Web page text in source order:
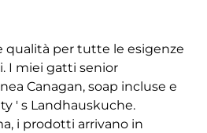
37
38
→
qualità per tutte le esigenze
I miei gatti senior
Canagan, soap incluse e
' s Landhauskuche.
i prodotti arrivano in